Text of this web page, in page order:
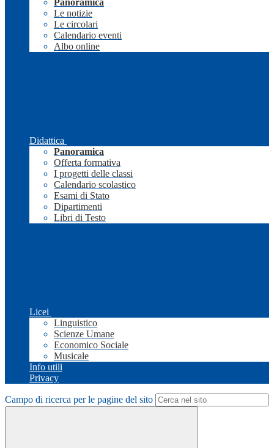
Panoramica
Le notizie
Le circolari
Calendario eventi
Albo online
Didattica
Panoramica
Offerta formativa
I progetti delle classi
Calendario scolastico
Esami di Stato
Dipartimenti
Libri di Testo
Licei
Linguistico
Scienze Umane
Economico Sociale
Musicale
Info utili
Privacy
Campo di ricerca per le pagine del sito